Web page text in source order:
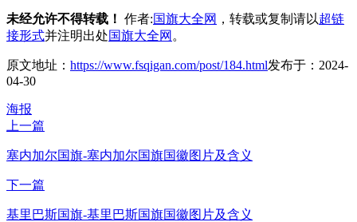
未经允许不得转载！ 作者:国旗大全网 ，转载或复制请以超链
接形式并注明出处国旗大全网 。
原文地址： https://www.fsqigan.com/post/184.html发布于：2024-
04-30
海报
上一篇
塞内加尔国旗-塞内加尔国旗国徽图片及含义
下一篇
基里巴斯国旗-基里巴斯国旗国徽图片及含义